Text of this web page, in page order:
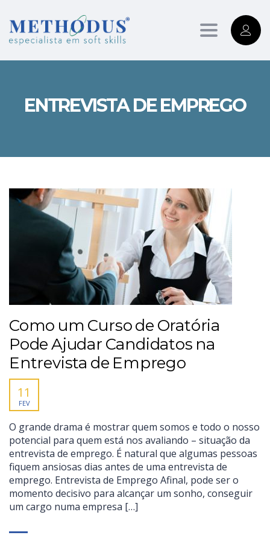
Toggle
ENTREVISTA DE EMPREGO
Como um Curso de Oratória
Pode Ajudar Candidatos na
Entrevista de Emprego
11
FEV
O grande drama é mostrar quem somos e todo o nosso
potencial para quem está nos avaliando – situação da
entrevista de emprego. É natural que algumas pessoas
fiquem ansiosas dias antes de uma entrevista de
emprego. Entrevista de Emprego Afinal, pode ser o
momento decisivo para alcançar um sonho, conseguir
um cargo numa empresa […]